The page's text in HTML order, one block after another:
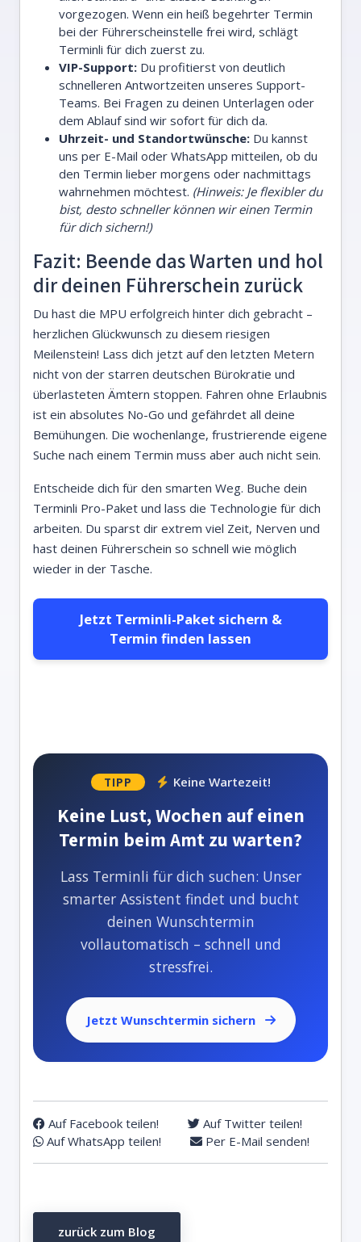
vorgezogen. Wenn ein heiß begehrter Termin
bei der Führerscheinstelle frei wird, schlägt
Terminli für dich zuerst zu.
VIP-Support: Du profitierst von deutlich
schnelleren Antwortzeiten unseres Support-
Teams. Bei Fragen zu deinen Unterlagen oder
dem Ablauf sind wir sofort für dich da.
Uhrzeit- und Standortwünsche: Du kannst
uns per E-Mail oder WhatsApp mitteilen, ob du
den Termin lieber morgens oder nachmittags
wahrnehmen möchtest. (Hinweis: Je flexibler du
bist, desto schneller können wir einen Termin
für dich sichern!)
Fazit: Beende das Warten und hol
dir deinen Führerschein zurück
Du hast die MPU erfolgreich hinter dich gebracht –
herzlichen Glückwunsch zu diesem riesigen
Meilenstein! Lass dich jetzt auf den letzten Metern
nicht von der starren deutschen Bürokratie und
überlasteten Ämtern stoppen. Fahren ohne Erlaubnis
ist ein absolutes No-Go und gefährdet all deine
Bemühungen. Die wochenlange, frustrierende eigene
Suche nach einem Termin muss aber auch nicht sein.
Entscheide dich für den smarten Weg. Buche dein
Terminli Pro-Paket und lass die Technologie für dich
arbeiten. Du sparst dir extrem viel Zeit, Nerven und
hast deinen Führerschein so schnell wie möglich
wieder in der Tasche.
Jetzt Terminli-Paket sichern &
Termin finden lassen
TIPP Keine Wartezeit!
Keine Lust, Wochen auf einen
Termin beim Amt zu warten?
Lass Terminli für dich suchen: Unser
smarter Assistent findet und bucht
deinen Wunschtermin
vollautomatisch – schnell und
stressfrei.
Jetzt Wunschtermin sichern
Auf Facebook teilen!
Auf Twitter teilen!
Auf WhatsApp teilen!
Per E-Mail senden!
zurück zum Blog